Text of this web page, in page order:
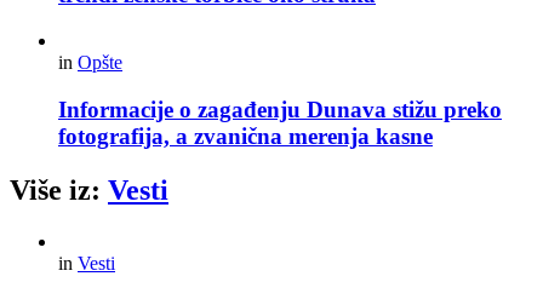
in Opšte
Informacije o zagađenju Dunava stižu preko
fotografija, a zvanična merenja kasne
Više iz: Vesti
in Vesti